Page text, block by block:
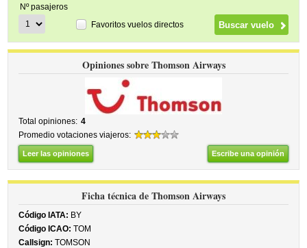
Nº pasajeros
Favoritos vuelos directos
Opiniones sobre Thomson Airways
Total opiniones: 4
Promedio votaciones viajeros:
Leer las opiniones Escribe una opinión
Ficha técnica de Thomson Airways
Código IATA: BY
Código ICAO: TOM
Callsign: TOMSON